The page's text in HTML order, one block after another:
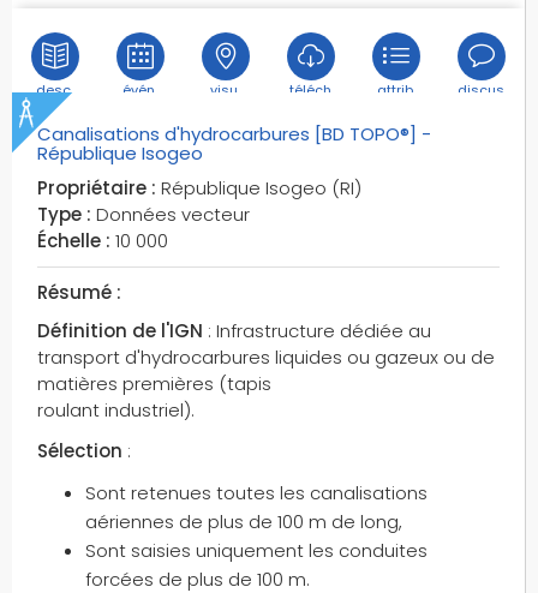
plein air
points d'apport volontaire
points d'eau
points de repères
points de repères du réseau routier
points particuliers
points particuliers du réseau de transport
police
politique environnementale
ponts
ponts-canaux
portions de lignes électriques homogènes
postes de transformation
desc. évén. visu. téléch. attrib. discus.
Canalisations d'hydrocarbures [BD TOPO®] -
République Isogeo
Propriétaire : République Isogeo (RI)
Type : Données vecteur
Échelle : 10 000
Résumé :
Définition de l'IGN : Infrastructure dédiée au
transport d'hydrocarbures liquides ou gazeux ou de
matières premières (tapis
roulant industriel).
Sélection :
Sont retenues toutes les canalisations
aériennes de plus de 100 m de long,
Sont saisies uniquement les conduites
forcées de plus de 100 m.